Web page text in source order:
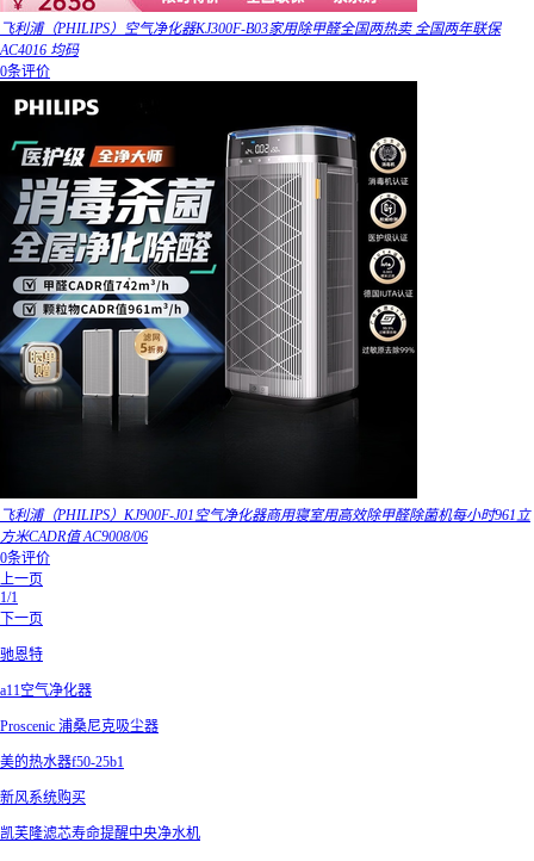
飞利浦（PHILIPS）空气净化器KJ300F-B03家用除甲醛全国两热卖 全国两年联保
AC4016 均码
0条评价
飞利浦（PHILIPS）KJ900F-J01空气净化器商用寝室用高效除甲醛除菌机每小时961立
方米CADR值 AC9008/06
0条评价
上一页
1/1
下一页
驰恩特
a11空气净化器
Proscenic 浦桑尼克吸尘器
美的热水器f50-25b1
新风系统购买
凯芙隆滤芯寿命提醒中央净水机